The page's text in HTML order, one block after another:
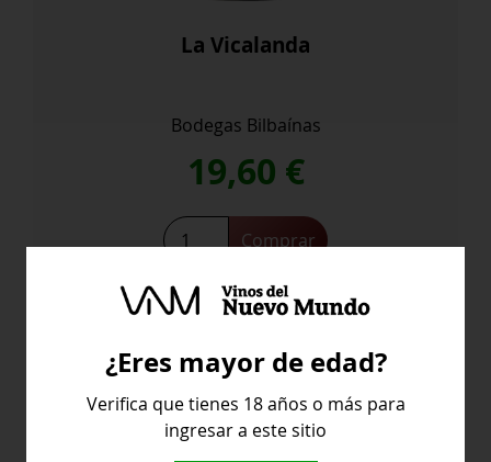
La Vicalanda
Bodegas Bilbaínas
19,60 €
La
Vicalanda
cantidad
Comprar
España
¿Eres mayor de edad?
Verifica que tienes 18 años o más para
ingresar a este sitio